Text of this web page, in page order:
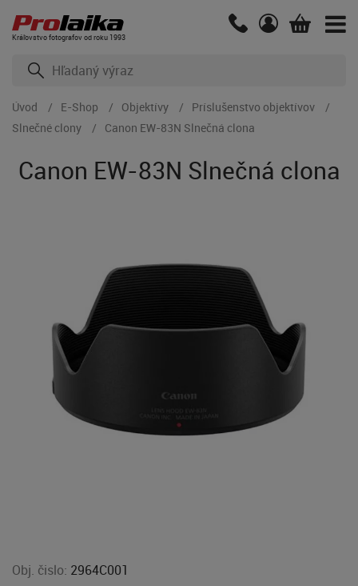
Kráľovstvo fotografov od roku 1993
Úvod E-Shop Objektívy
Príslušenstvo objektívov
Slnečné clony
Canon EW-83N Slnečná clona
Canon EW-83N Slnečná clona
Obj. čislo: 2964C001